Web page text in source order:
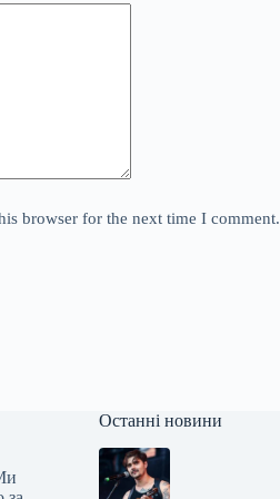
browser for the next time I comment.
Останні новини